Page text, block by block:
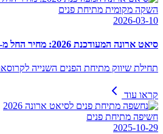
השקה מקומית מתיחת פנים
2026-03-10
סיאט ארונה המעודכנת 2026: מחיר החל מ- 132,900 ש"ח
תחילת שיווק מתיחת הפנים השנייה
קראו עוד
חשיפה מתיחת פנים
2025-10-29